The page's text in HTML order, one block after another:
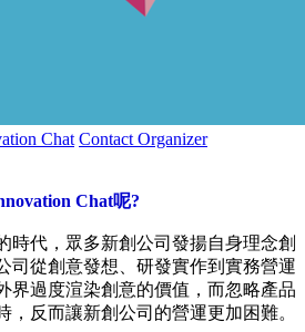
Chat Contact Organizer
Chat呢?
時代，眾多新創公司發揚自身理念創
司從創意發想、研發實作到實務營運
界過度渲染創意的價值，而忽略產品
，反而讓新創公司的營運更加困難。